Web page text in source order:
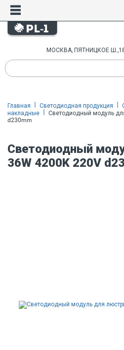
МОСКВА, ПЯТНИЦКОЕ
Главная Светодиодная продукция
накладные
Светодиодный модуль
d230mm
Светодиодный
36W 4200K 220V